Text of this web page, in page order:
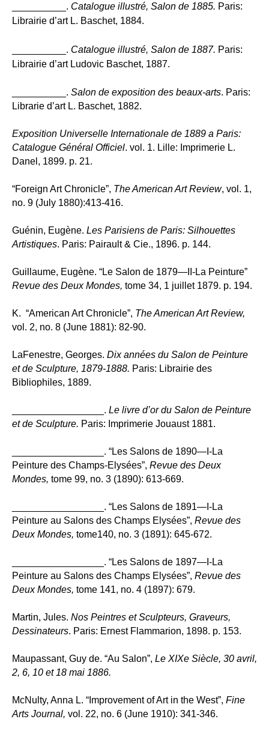
__________. Catalogue illustré, Salon de 1885. Paris:
Librairie d’art L. Baschet, 1884.
__________. Catalogue illustré, Salon de 1887. Paris:
Librairie d’art Ludovic Baschet, 1887.
__________. Salon de exposition des beaux-arts. Paris:
Librarie d’art L. Baschet, 1882.
Exposition Universelle Internationale de 1889 a Paris:
Catalogue Général Officiel. vol. 1. Lille: Imprimerie L.
Danel, 1899. p. 21.
“Foreign Art Chronicle”, The American Art Review, vol. 1,
no. 9 (July 1880):413-416.
Guénin, Eugène. Les Parisiens de Paris: Silhouettes
Artistiques. Paris: Pairault & Cie., 1896. p. 144.
Guillaume, Eugène. “Le Salon de 1879—II-La Peinture”
Revue des Deux Mondes, tome 34, 1 juillet 1879. p. 194.
K. “American Art Chronicle”, The American Art Review,
vol. 2, no. 8 (June 1881): 82-90.
LaFenestre, Georges. Dix années du Salon de Peinture
et de Sculpture, 1879-1888. Paris: Librairie des
Bibliophiles, 1889.
_________________. Le livre d’or du Salon de Peinture
et de Sculpture. Paris: Imprimerie Jouaust 1881.
_________________. “Les Salons de 1890—I-La
Peinture des Champs-Elysées”, Revue des Deux
Mondes, tome 99, no. 3 (1890): 613-669.
_________________. “Les Salons de 1891—I-La
Peinture au Salons des Champs Elysées”, Revue des
Deux Mondes, tome140, no. 3 (1891): 645-672.
_________________. “Les Salons de 1897—I-La
Peinture au Salons des Champs Elysées”, Revue des
Deux Mondes, tome 141, no. 4 (1897): 679.
Martin, Jules. Nos Peintres et Sculpteurs, Graveurs,
Dessinateurs. Paris: Ernest Flammarion, 1898. p. 153.
Maupassant, Guy de. “Au Salon”, Le XIXe Siècle, 30 avril,
2, 6, 10 et 18 mai 1886.
McNulty, Anna L. “Improvement of Art in the West”, Fine
Arts Journal, vol. 22, no. 6 (June 1910): 341-346.